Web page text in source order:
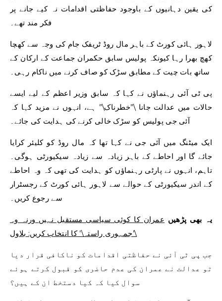
کی یقین دہانیوں کے باوجود حفاظتی اقدامات نہ کیے جانے پر
فکر مند تھے۔
لاہور ہائی کورٹ کے باہر مال روڈ ٹریفک جام کی وجہ سے کھچا
کھچ بھرا رہا کیونکہ پولیس سابق حکمران جماعت کے ارکان کے
ساتھ بات چیت کے مطابق سڑک کو صاف کرنے میں ناکام رہی۔
پی ٹی آئی رہنماؤں نے کہا کہ سابق وزیر اعظم کے لیے ایسے
حالات میں عدالت جانا \”خطرناک\” ہے، انہوں نے مزید کہا کہ
آئی جی پولیس کو سڑک خالی کرنے کی ہدایت کی جائے۔
ایک میٹنگ میں آئی جی نے کہا تھا کہ مال روڈ کو کلیئر کرایا
جائے گا اور احاطے کے باہر زیادہ سے زیادہ سیکیورٹی ہوگی۔
تاہم، انہوں نے پارٹی رہنماؤں کو ہدایت کی تھی کہ وہ احاطے
کے اندر سیکیورٹی کے حوالے سے لاہور ہائی کورٹ کے رجسٹرار
سے رجوع کریں۔
یہ بھی پڑھیں عمران کا کوئی سیاسی مستقبل نہیں ورنہ وہ
\’جمہوری راستہ\’ کا انتخاب کریں: بلاول
جب پی ٹی آئی نے حفاظتی اقدامات کو ناکافی قرار دیا
تو عدالت نے عمران کی عدم حاضری کو قبول کرتے ہوئے
سوال کیا کہ کیا دستخط ان کے ہیں؟